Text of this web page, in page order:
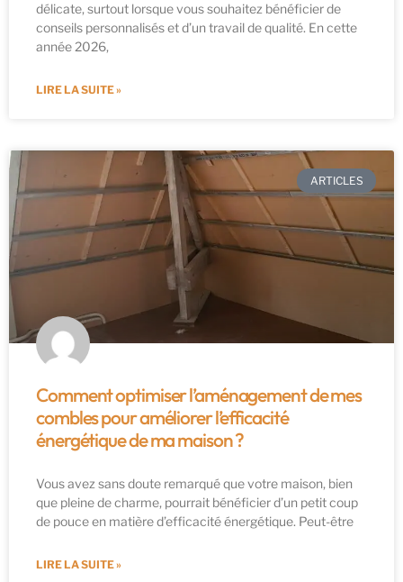
délicate, surtout lorsque vous souhaitez bénéficier de
conseils personnalisés et d’un travail de qualité. En cette
année 2026,
LIRE LA SUITE »
ARTICLES
Comment optimiser l’aménagement de mes
combles pour améliorer l’efficacité
énergétique de ma maison ?
Vous avez sans doute remarqué que votre maison, bien
que pleine de charme, pourrait bénéficier d’un petit coup
de pouce en matière d’efficacité énergétique. Peut-être
LIRE LA SUITE »